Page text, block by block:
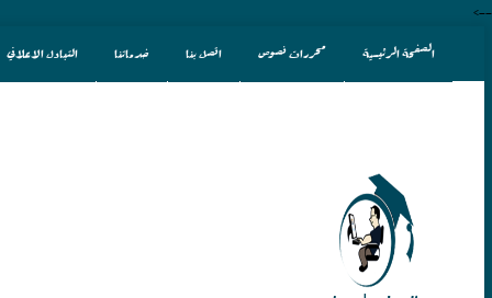
-->
الصفحة الرئيسية محررات نصوص اتصل بنا خدماتنا التبادل الاعلاني